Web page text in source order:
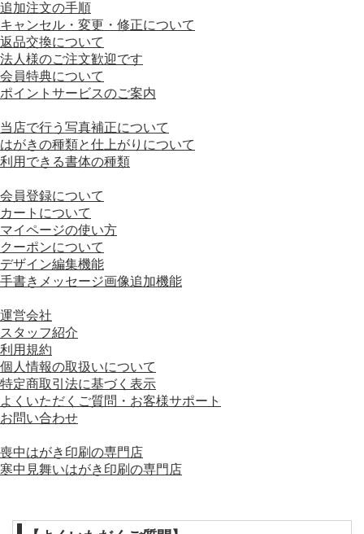
追加注文の手順
キャンセル・変更・修正について
返品交換について
法人様のご注文歓迎です
会員特典について
ポイントサービスのご案内
当店で行う写真補正について
はがきの種類と仕上がりについて
利用できる書体の種類
会員登録について
カートについて
マイページの使い方
クーポンについて
デザイン編集機能
手書きメッセージ画像追加機能
運営会社
スタッフ紹介
利用規約
個人情報の取扱いについて
特定商取引法に基づく表示
よくいただくご質問・お客様サポート
お問い合わせ
喪中はがき印刷の専門店
寒中見舞いはがき印刷の専門店